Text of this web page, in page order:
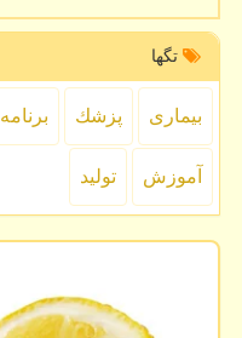
تگها
بیماری پزشك برنامه
آموزش تولید